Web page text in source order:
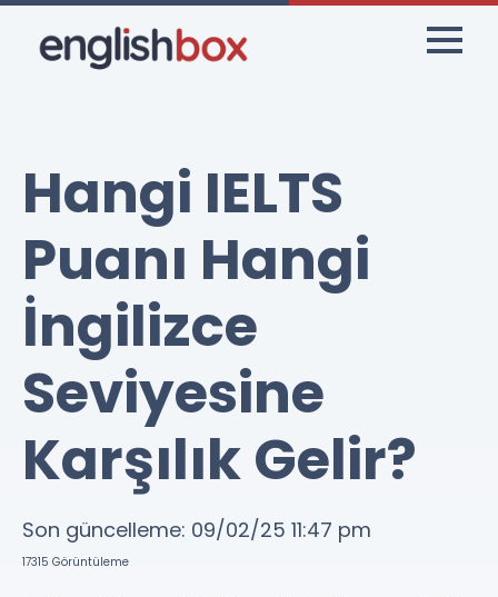
Hangi IELTS
Puanı Hangi
İngilizce
Seviyesine
Karşılık Gelir?
Son güncelleme: 09/02/25 11:47 pm
17315 Görüntüleme